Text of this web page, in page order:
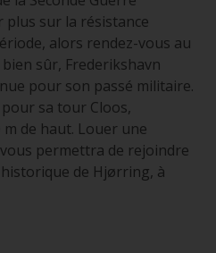
plus sur la résistance
alors rendez-vous au
sûr, Frederikshavn
pour son passé militaire.
sa tour Cloos,
de haut. Louer une
permettra de rejoindre
de Hjørring, à